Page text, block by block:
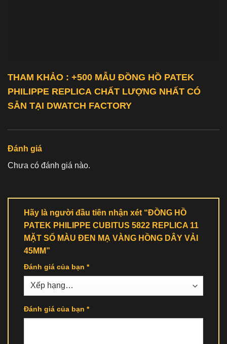
THAM KHẢO : +500 MẪU ĐỒNG HỒ PATEK
PHILIPPE REPLICA CHẤT LƯỢNG NHẤT CÓ
SẴN TẠI DWATCH FACTORY
Đánh giá
Chưa có đánh giá nào.
Hãy là người đầu tiên nhận xét “ĐỒNG HỒ
PATEK PHILIPPE CUBITUS 5822 REPLICA 11
MẶT SỐ MÀU ĐEN MẠ VÀNG HỒNG DÂY VẢI
45MM”
Đánh giá của bạn *
Đánh giá của bạn *